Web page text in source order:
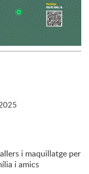
i maquillatge per
i amics